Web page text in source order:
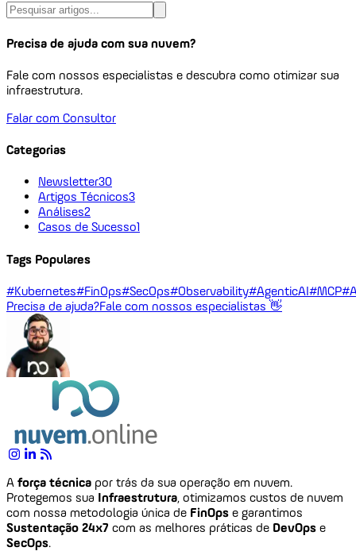
Precisa de ajuda com sua nuvem?
Fale com nossos especialistas e descubra como otimizar sua
infraestrutura.
Falar com Consultor
Categorias
Newsletter30
Artigos Técnicos3
Análises2
Casos de Sucesso1
Tags Populares
#Kubernetes#FinOps#SecOps#Observability#AgenticAI#MCP
Precisa de ajuda?Fale com nossos especialistas 👋
A força técnica por trás da sua operação em nuvem.
Protegemos sua Infraestrutura, otimizamos custos de nuvem
com nossa metodologia única de FinOps e garantimos
Sustentação 24x7 com as melhores práticas de DevOps e
SecOps.